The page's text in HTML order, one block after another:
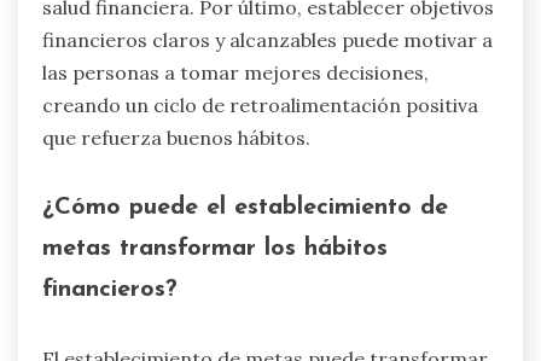
Para romper el ciclo de malas elecciones
financieras, las estrategias innovadoras deben
centrarse en el cambio de comportamiento y la
conciencia. Implementar programas de
personas para entender sus hábitos de gasto.
Utilizar tecnología, como aplicaciones de
presupuestación, ofrece seguimiento en tiempo